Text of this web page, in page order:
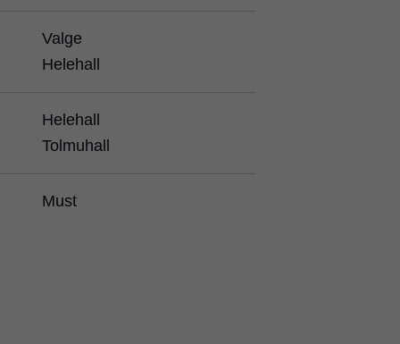
Valge
Helehall
Helehall
Tolmuhall
Must